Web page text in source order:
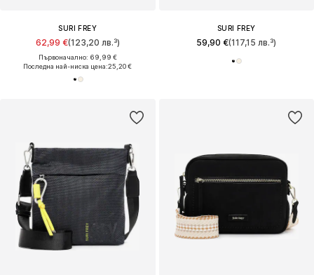
SURI FREY
62,99 €(123,20 лв.³)
Първоначално: 69,99 €
Последна най-ниска цена:25,20 €
SURI FREY
59,90 €(117,15 лв.³)